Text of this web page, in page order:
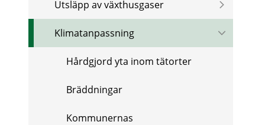
Utsläpp av växthusgaser
Klimatanpassning
Hårdgjord yta inom tätorter
Bräddningar
Kommunernas